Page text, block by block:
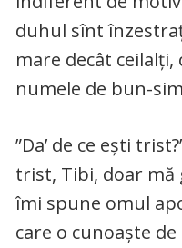
duhul sînt
mare decât ceilalți,
numele de bun-
”Da’ de ce ești
trist, Tibi, doar mă
îmi spune omul
care o cunoaște